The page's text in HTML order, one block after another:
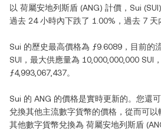
以 荷屬安地列斯盾 (ANG) 計價， Sui (SUI
過去 24 小時內下跌了 1.00% ，過去 7 天
Sui 的歷史最高價格為 ƒ9.6089 ，目前的
SUI ，最大供應量為 10,000,000,000 SUI
ƒ4,993,067,437。
Sui 的 ANG 的價格是實時更新的。您還
兌換其他主流數字貨幣的價格，從而可以
其他數字貨幣兌換為 荷屬安地列斯盾 (